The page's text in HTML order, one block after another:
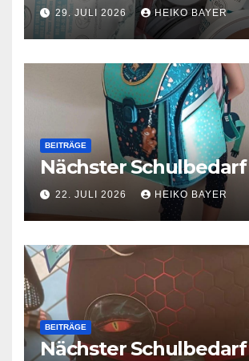
29. JULI 2026 HEIKO BAYER
BEITRÄGE
Nächster Schulbedarf
22. JULI 2026 HEIKO BAYER
BEITRÄGE
Nächster Schulbedarf